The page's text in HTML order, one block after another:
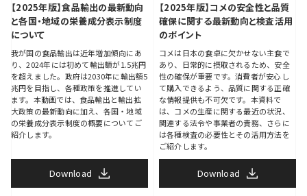
【2025年版】食品輸出の最新動向
と各国・地域の栄養成分表示制度
について
我が国の食品輸出は近年増加傾向にあ
り、2024年には初めて輸出額が1.5兆円
を超えました。政府は2030年に輸出額5
兆円を目指し、各種政策を推進してい
ます。本動画では、食品輸出と輸出拡
大政策の最新動向に加え、各国・地域
の栄養成分表示制度の概要についてご
紹介します。
Download
【2025年版】コメの安全性と品質
確保に関する最新動向と検査活用
のポイント
コメは日本の食卓に欠かせない主食で
あり、日常的に摂取されるため、安全
性の確保が重要です。消費者が安心し
て購入できるよう、品質に関する正確
な情報提供も不可欠です。本資料で
は、コメの生産に関する最近の状況、
関連する法令や事業者の責務、さらに
は各種検査の必要性とその活用方法を
ご紹介します。
Download